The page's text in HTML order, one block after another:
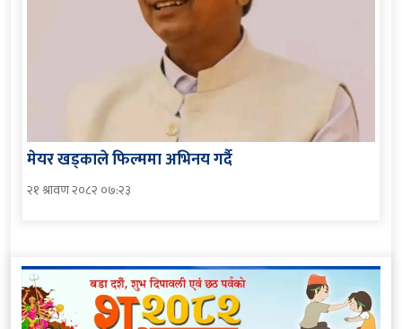
मेयर खड्काले फिल्ममा अभिनय गर्दै
२१ श्रावण २०८२ ०७:२३